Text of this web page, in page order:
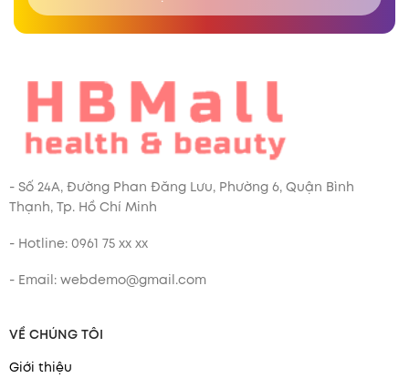
- Số 24A, Đường Phan Đăng Lưu, Phường 6, Quận Bình
Thạnh, Tp. Hồ Chí Minh
- Hotline: 0961 75 xx xx
- Email: webdemo@gmail.com
VỀ CHÚNG TÔI
Giới thiệu